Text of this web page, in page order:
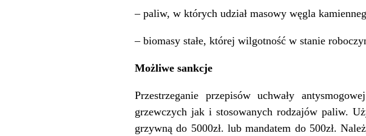
– paliw, w których udział masowy węgla
– biomasy stałe, której wilgotność w stanie
Możliwe sankcje
Przestrzeganie przepisów uchwały
grzewczych jak i stosowanych rodzajów paliw.
grzywną do 5000zł. lub mandatem do 500zł.